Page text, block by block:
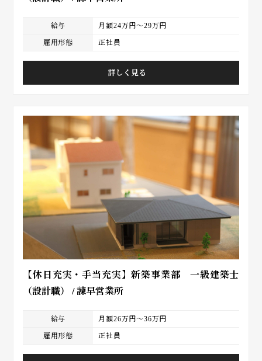
給与 月額24万円～29万円
雇用形態 正社員
詳しく見る
【休日充実・手当充実】新築事業部 一級建築士
（設計職） / 諫早営業所
給与 月額26万円～36万円
雇用形態 正社員